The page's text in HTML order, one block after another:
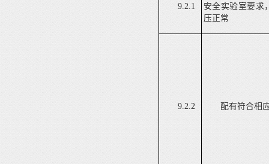
9.2.1
安全实验室要求
压正常
9.2.2 配有符合相